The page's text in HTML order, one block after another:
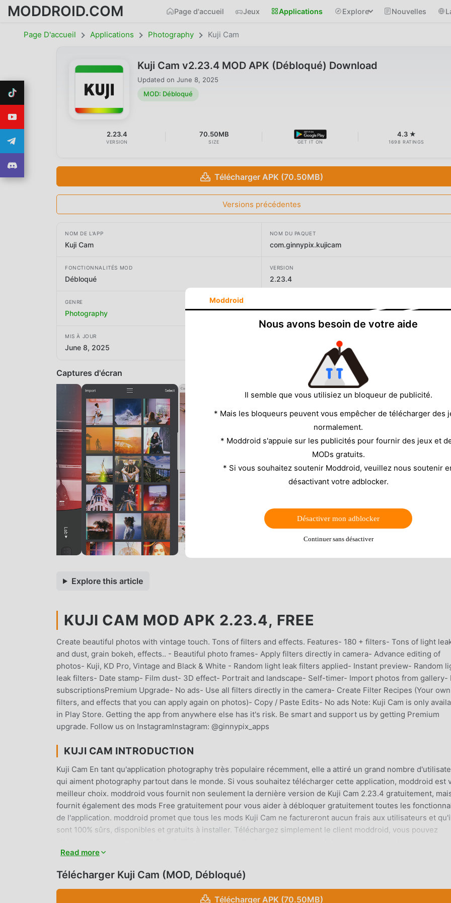
MODDROID.COM Page d'accueil Jeux Applications Explore Nouvelles
Page D'accueil Applications Photography Kuji Cam
Kuji Cam v2.23.4 MOD APK (Débloqué) Download
Updated on June 8, 2025
MOD: Débloqué
2.23.4
VERSION
70.50MB
SIZE GET IT ON
4.3 ★
1698 RATINGS
Télécharger APK (70.50MB)
Versions précédentes
NOM DE L'APP
Kuji Cam
NOM DU PAQUET
com.ginnypix.kujicam
FONCTIONNALITÉS MOD
Débloqué
VERSION
2.23.4
GENRE
Photography GinnyPix
MIS À JOUR
June 8, 2025
Captures d'écran
Explore this article
KUJI CAM MOD APK 2.23.4, FREE
Create beautiful photos with vintage touch. Tons of filters and effects. Features- 180 + filters- Tons of light
and dust, grain bokeh, effects.. - Beautiful photo frames- Apply filters directly in camera- Advance editing of
photos- Kuji, KD Pro, Vintage and Black & White - Random light leak filters applied- Instant preview- Random
leak filters- Date stamp- Film dust- 3D effect- Portrait and landscape- Self-timer- Import photos from gallery-
subscriptionsPremium Upgrade- No ads- Use all filters directly in the camera- Create Filter Recipes (Your own
filters, and effects that you can apply again on photos)- Copy / Paste Edits- No ads Note: Kuji Cam is only
in Play Store. Getting the app from anywhere else has it's risk. Be smart and support us by getting Premium
upgrade. Follow us on InstagramInstagram: @ginnypix_apps
KUJI CAM INTRODUCTION
Kuji Cam En tant qu'application photography très populaire récemment, elle a attiré un grand nombre
qui aiment photography partout dans le monde. Si vous souhaitez télécharger cette application, moddroid est
meilleur choix. moddroid vous fournit non seulement la dernière version de Kuji Cam 2.23.4 gratuitement,
fournit également des mods Free gratuitement pour vous aider à débloquer gratuitement toutes les
de l'application. moddroid promet que tous les mods Kuji Cam ne factureront aucun frais aux utilisateurs et
sont 100% sûrs, disponibles et gratuits à installer. Téléchargez simplement le client moddroid, vous pouvez
d'utilisateurs. Par rapport aux applications photography traditionnelles, Kuji Cam offre une expérience plus
Read more
Télécharger Kuji Cam (MOD, Débloqué)
Télécharger APK (70.50MB)
Moddroid
Nous avons besoin de votre aide
Il semble que vous utilisiez un bloqueur de publicité.
* Mais les bloqueurs peuvent vous empêcher de télécharger des
normalement.
* Moddroid s'appuie sur les publicités pour fournir des jeux et
MODs gratuits.
* Si vous souhaitez soutenir Moddroid, veuillez nous soutenir
désactivant votre adblocker.
Désactiver mon adblocker
Continuer sans désactiver